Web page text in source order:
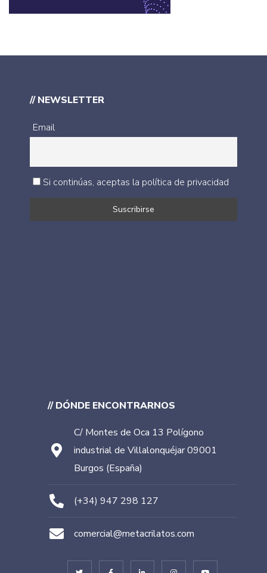
// NEWSLETTER
Email
Si continúas, aceptas la política de privacidad
// DÓNDE ENCONTRARNOS
C/ Montes de Oca 13 Polígono
industrial de Villalonquéjar 09001
Burgos (España)
(+34) 947 298 127
comercial@metacrilatos.com